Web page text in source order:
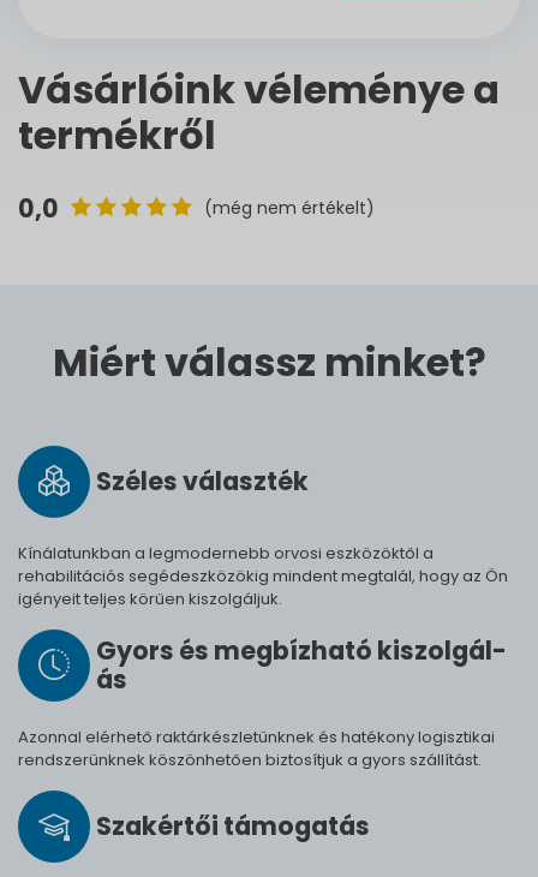
Vásárlóink véleménye a
termékről
0,0 (még nem értékelt)
Miért válassz minket?
Széles vá­lasz­ték
Kínálatunkban a legmodernebb orvosi eszközöktől a
rehabilitációs segédeszközökig mindent megtalál, hogy az Ön
igényeit teljes körűen kiszolgáljuk.
Gyors és meg­bíz­ha­tó ki­szol­gál­
ás
Azonnal elérhető raktárkészletünknek és hatékony logisztikai
rendszerünknek köszönhetően biztosítjuk a gyors szállítást.
Szak­értői tá­mo­ga­tás